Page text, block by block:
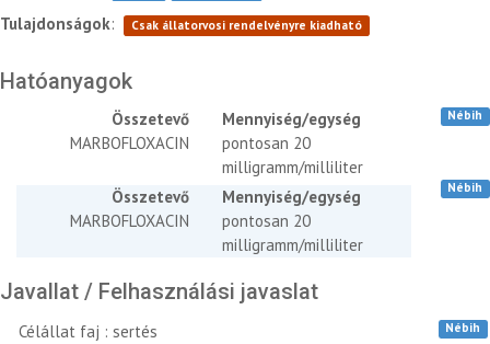
Tulajdonságok: Csak állatorvosi rendelvényre kiadható
Hatóanyagok
Összetevő
Mennyiség/egység
MARBOFLOXACIN
pontosan 20
milligramm/milliliter
Nébih
Összetevő
Mennyiség/egység
MARBOFLOXACIN
pontosan 20
milligramm/milliliter
Nébih
Javallat / Felhasználási javaslat
Célállat faj : sertés
Nébih